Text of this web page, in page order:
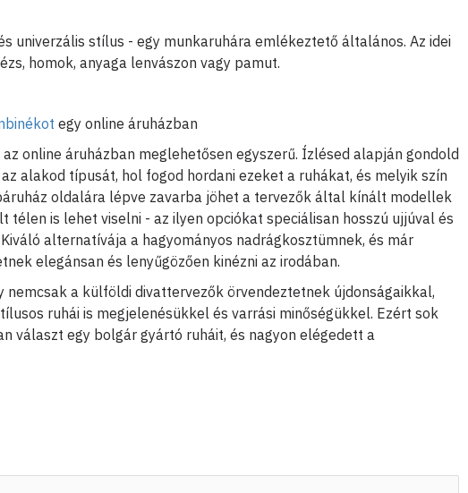
univerzális stílus - egy munkaruhára emlékeztető általános. Az idei
homok, anyaga lenvászon vagy pamut.
egy online áruházban
online áruházban meglehetősen egyszerű. Ízlésed alapján gondold
alakod típusát, hol fogod hordani ezeket a ruhákat, és melyik szín
oldalára lépve zavarba jöhet a tervezők által kínált modellek
télen is lehet viselni - az ilyen opciókat speciálisan hosszú ujjúval és
alternatívája a hagyományos nadrágkosztümnek, és már
elegánsan és lenyűgözően kinézni az irodában.
nemcsak a külföldi divattervezők örvendeztetnek újdonságaikkal,
ruhái is megjelenésükkel és varrási minőségükkel. Ezért sok
választ egy bolgár gyártó ruháit, és nagyon elégedett a